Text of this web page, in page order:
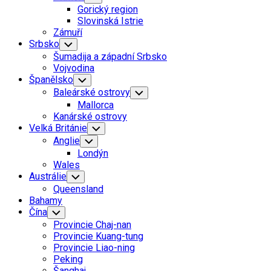
Child
Menu
Gorický region
Slovinská Istrie
Zámuří
Srbsko Toggle
Child
Menu
Šumadija a západní Srbsko
Vojvodina
Španělsko Toggle
Child
Menu
Baleárské ostrovy Toggle
Child
Mallorca
Kanárské ostrovy
Velká Británie Toggle
Child
Menu
Anglie Toggle
Child
Menu
Londýn
Wales
Austrálie Toggle
Child
Menu
Queensland
Bahamy
Čína Toggle
Child
Menu
Provincie Chaj-nan
Provincie Kuang-tung
Provincie Liao-ning
Peking